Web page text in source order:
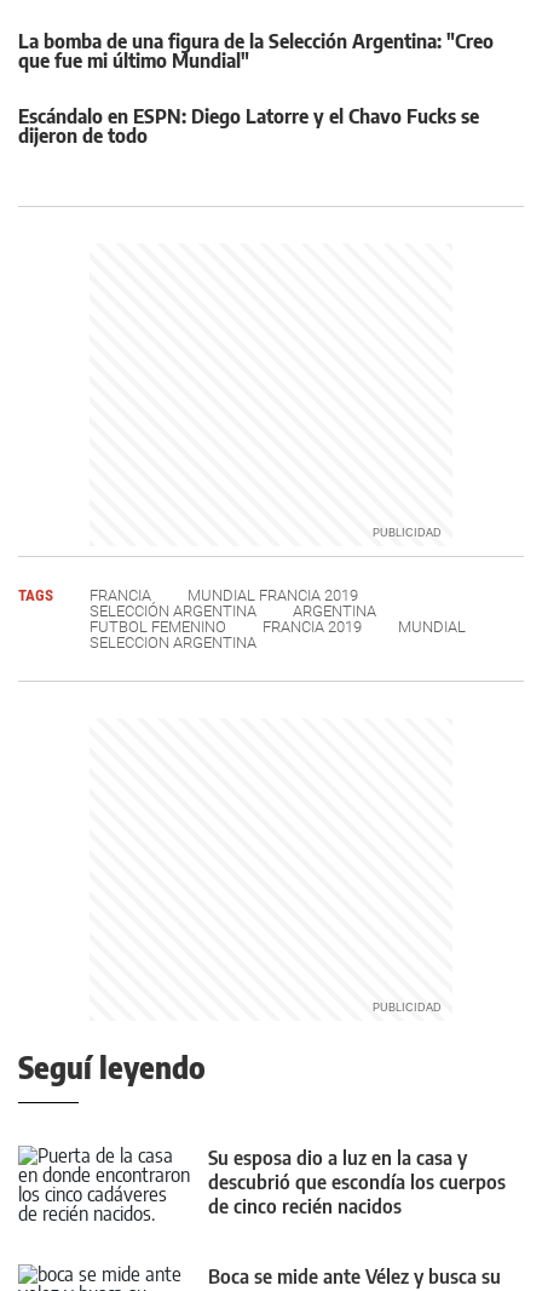
La bomba de una figura de la Selección Argentina: "Creo
que fue mi último Mundial"
Escándalo en ESPN: Diego Latorre y el Chavo Fucks se
dijeron de todo
TAGS FRANCIA
MUNDIAL FRANCIA 2019
SELECCIÓN ARGENTINA
ARGENTINA
FUTBOL FEMENINO
FRANCIA 2019
MUNDIAL
SELECCION ARGENTINA
Seguí leyendo
Su esposa dio a luz en la casa y
descubrió que escondía los cuerpos
de cinco recién nacidos
Boca se mide ante Vélez y busca su